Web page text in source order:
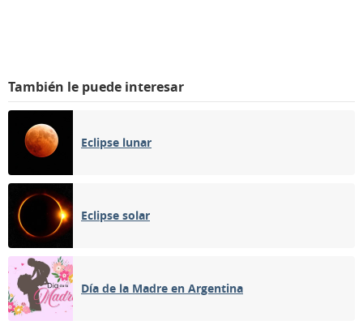
También le puede interesar
Eclipse lunar
Eclipse solar
Día de la Madre en Argentina